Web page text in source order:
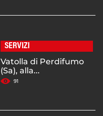
SERVIZI
Vatolla di Perdifumo
(Sa), alla...
91